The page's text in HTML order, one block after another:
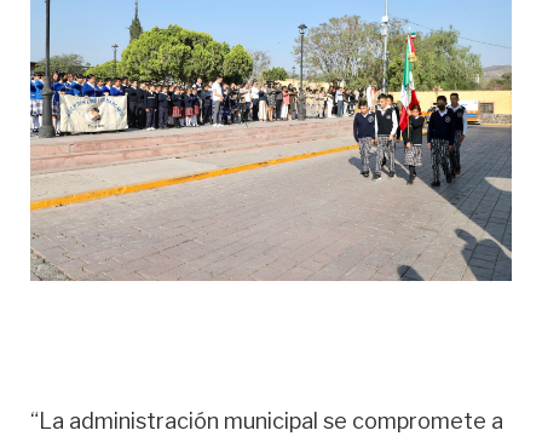
“La administración municipal se compromete a